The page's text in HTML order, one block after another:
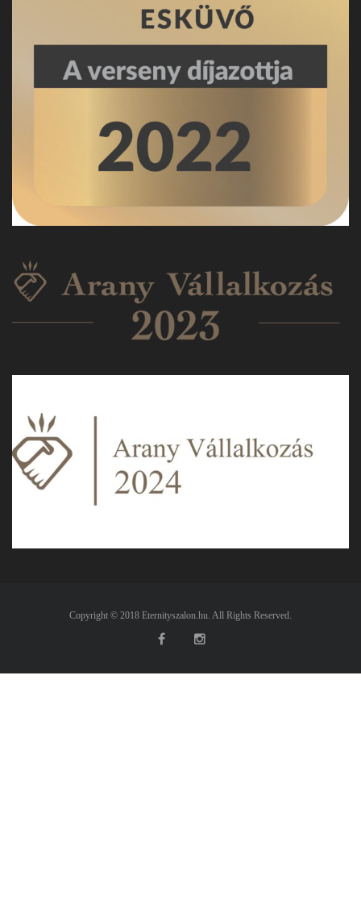
Copyright © 2018 Eternityszalon.hu. All Rights Reserved.